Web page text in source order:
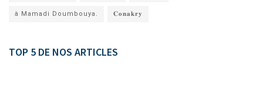
à Mamadi Doumbouya. 𝐂𝐨𝐧𝐚𝐤𝐫𝐲
TOP 5 DE NOS ARTICLES